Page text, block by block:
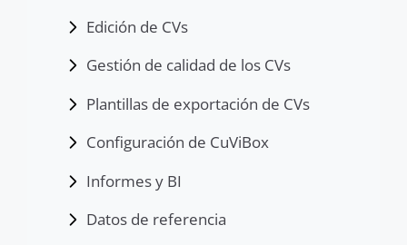
Edición de CVs
Gestión de calidad de los CVs
Plantillas de exportación de CVs
Configuración de CuViBox
Informes y BI
Datos de referencia